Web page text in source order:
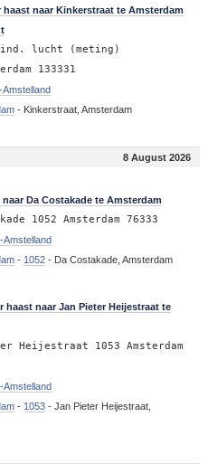
haast naar Kinkerstraat te Amsterdam
lucht (meting)
133331
- Kinkerstraat, Amsterdam
8 August 2026
Da Costakade te Amsterdam
1052 Amsterdam 76333
- 1052- Da Costakade, Amsterdam
haast naar Jan Pieter Heijestraat te
Heijestraat 1053 Amsterdam
- 1053- Jan Pieter Heijestraat,